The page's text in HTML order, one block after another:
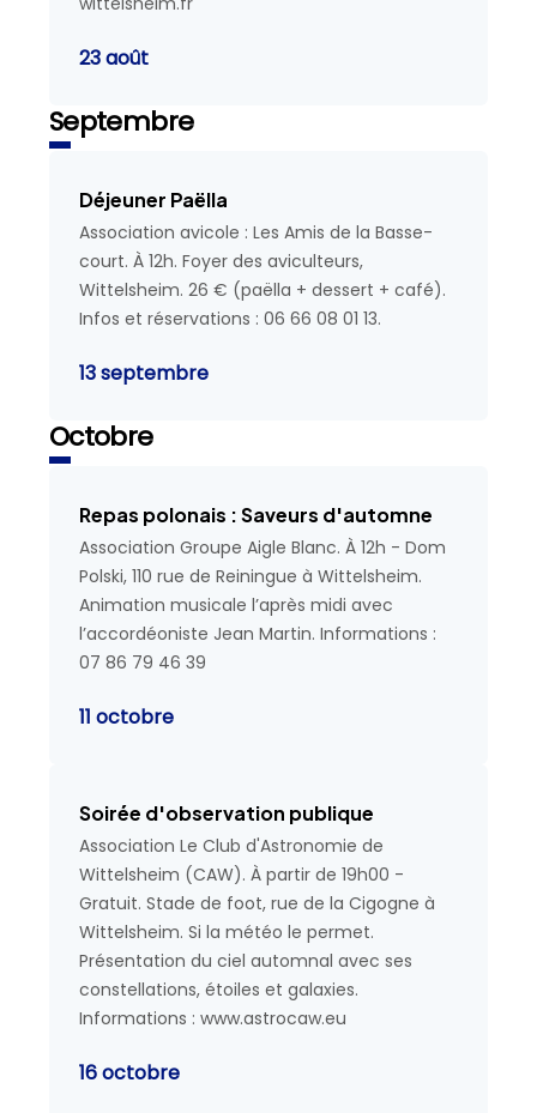
23 août
Septembre
Déjeuner Paëlla
Association avicole : Les Amis de la Basse-
court. À 12h. Foyer des aviculteurs,
Wittelsheim. 26 € (paëlla + dessert + café).
Infos et réservations : 06 66 08 01 13.
13 septembre
Octobre
Repas polonais : Saveurs d'automne
Association Groupe Aigle Blanc. À 12h - Dom
Polski, 110 rue de Reiningue à Wittelsheim.
Animation musicale l’après midi avec
l’accordéoniste Jean Martin. Informations :
07 86 79 46 39
11 octobre
Soirée d'observation publique
Association Le Club d'Astronomie de
Wittelsheim (CAW). À partir de 19h00 -
Gratuit. Stade de foot, rue de la Cigogne à
Wittelsheim. Si la météo le permet.
Présentation du ciel automnal avec ses
constellations, étoiles et galaxies.
Informations : www.astrocaw.eu
16 octobre